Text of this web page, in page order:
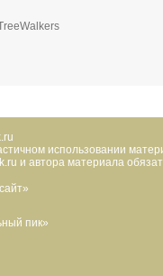
использовании
и автора материала
пик»